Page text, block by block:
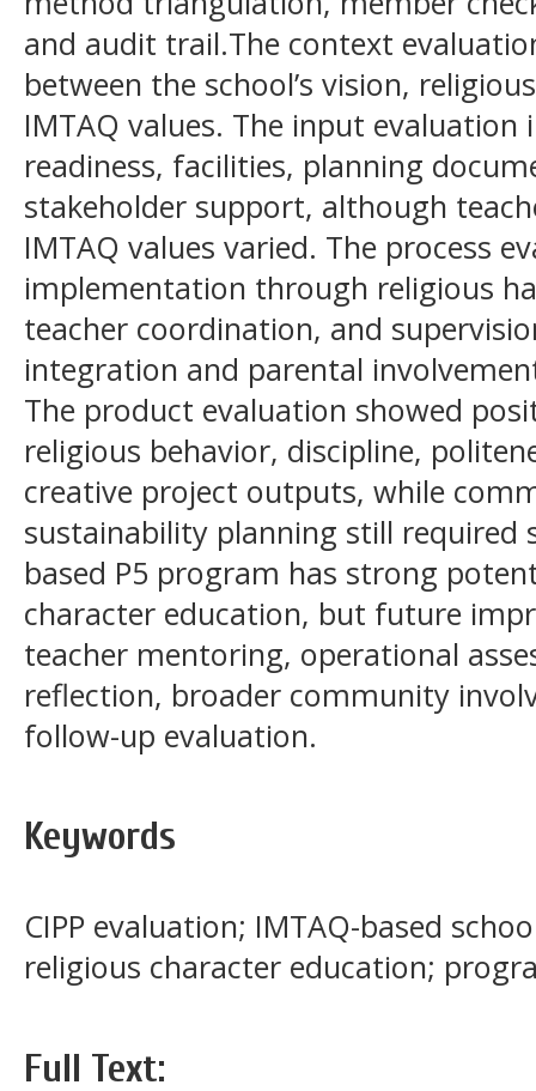
and audit trail.The context
between the school’s vision,
IMTAQ values. The input
readiness, facilities, planning
stakeholder support, although
IMTAQ values varied. The process
implementation through religious
teacher coordination, and
integration and parental
The product evaluation showed
religious behavior, discipline,
creative project outputs, while
sustainability planning still required
based P5 program has strong
character education, but future
teacher mentoring, operational
reflection, broader community
follow-up evaluation.
Keywords
CIPP evaluation; IMTAQ-based
religious character education;
Full Text: